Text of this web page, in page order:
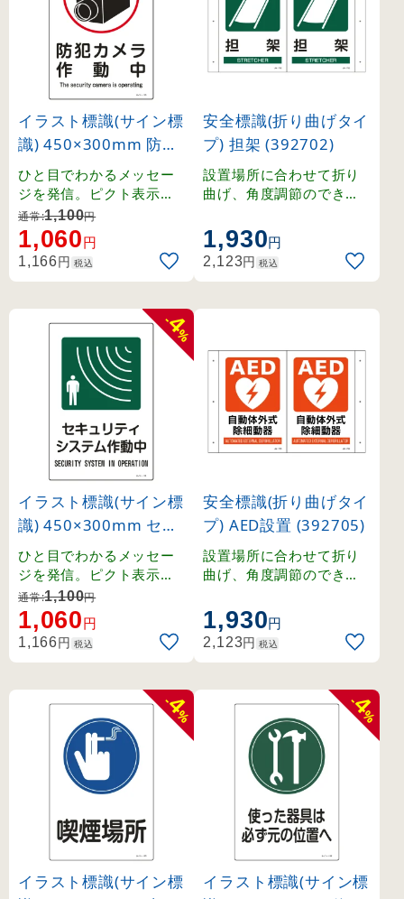
イラスト標識(サイン標
識) 450×300mm 防犯
カメラ作動中 (94110)
ひと目でわかるメッセー
ジを発信。ピクト表示で
分かりやすいサイン標識
です。
通常:1,100円
1,060円
1,166円 税込
安全標識(折り曲げタイ
プ) 担架 (392702)
設置場所に合わせて折り
曲げ、角度調節のできる
高く、天井や壁面への設
置に最適です。
1,930円
2,123円 税込
-
4
%
イラスト標識(サイン標
識) 450×300mm セキ
ュリティシステム作動
中 (94111)
ひと目でわかるメッセー
ジを発信。ピクト表示で
分かりやすいサイン標識
です。
通常:1,100円
1,060円
1,166円 税込
安全標識(折り曲げタイ
プ) AED設置 (392705)
設置場所に合わせて折り
曲げ、角度調節のできる
高く、天井や壁面への設
置に最適です。
1,930円
2,123円 税込
-
4
%
イラスト標識(サイン標
-
4
%
イラスト標識(サイン標